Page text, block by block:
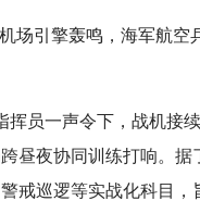
场引擎轰鸣，海军航空
挥员一声令下，战机接
昼夜协同训练打响。据
戒巡逻等实战化科目，